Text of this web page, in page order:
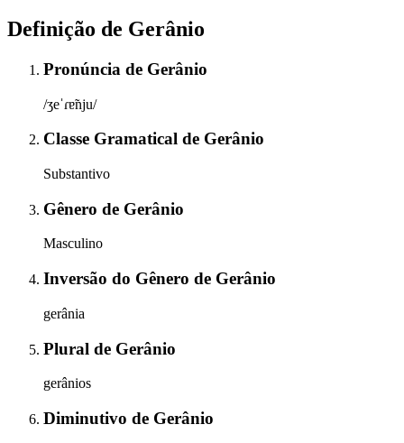
Definição de Gerânio
Pronúncia de Gerânio
/ʒeˈɾɐ̃nju/
Classe Gramatical de Gerânio
Substantivo
Gênero de Gerânio
Masculino
Inversão do Gênero de Gerânio
gerânia
Plural de Gerânio
gerânios
Diminutivo de Gerânio